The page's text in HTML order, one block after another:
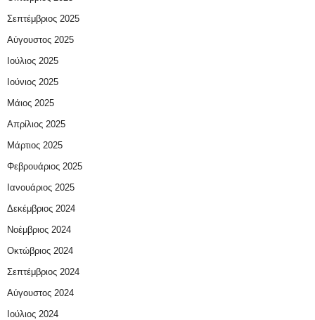
Σεπτέμβριος 2025
Αύγουστος 2025
Ιούλιος 2025
Ιούνιος 2025
Μάιος 2025
Απρίλιος 2025
Μάρτιος 2025
Φεβρουάριος 2025
Ιανουάριος 2025
Δεκέμβριος 2024
Νοέμβριος 2024
Οκτώβριος 2024
Σεπτέμβριος 2024
Αύγουστος 2024
Ιούλιος 2024